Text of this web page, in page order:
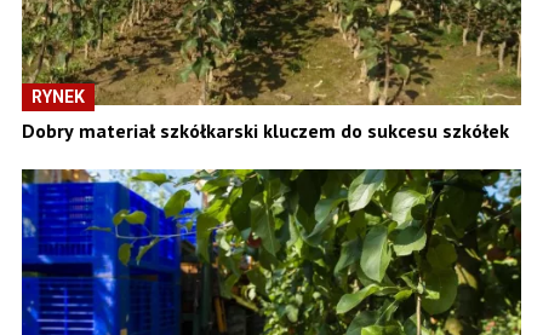
RYNEK
Dobry materiał szkółkarski kluczem do sukcesu szkółek